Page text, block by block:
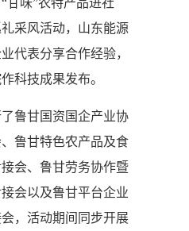
甘味”农特产品进社
采风活动，山东能源
代表分享合作经验，
科技成果发布。
甘国资国企产业协
鲁甘特色农产品及食
会、鲁甘劳务协作暨
会以及鲁甘平台企业
，活动期间同步开展